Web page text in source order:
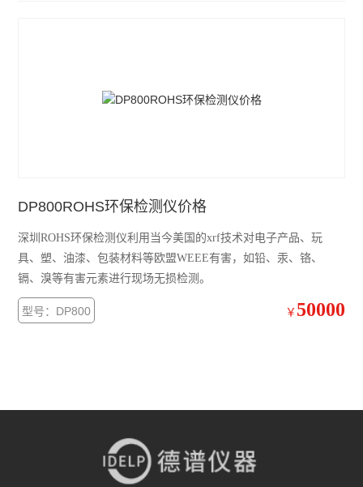
DP800ROHS环保检测仪价格
深圳ROHS环保检测仪利用当今美国的xrf技术对电子产品、玩
具、塑、油漆、包装材料等欧盟WEEE有害，如铅、汞、铬、
镉、溴等有害元素进行现场无损检测。
型号：DP800 ￥ 50000